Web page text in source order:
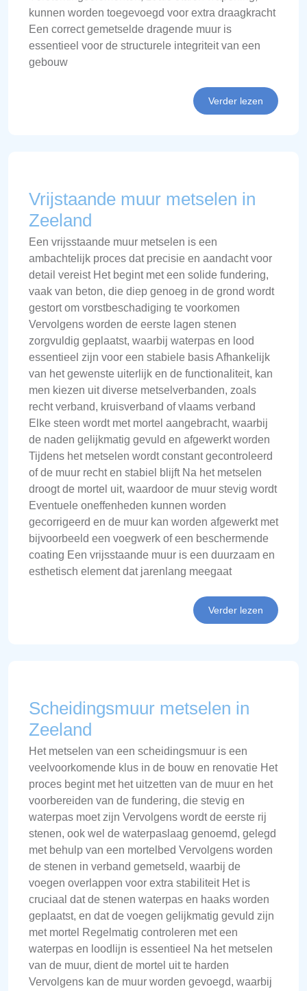
kunnen worden toegevoegd voor extra draagkracht
Een correct gemetselde dragende muur is
essentieel voor de structurele integriteit van een
gebouw
Verder lezen
Vrijstaande muur metselen in
Zeeland
Een vrijsstaande muur metselen is een
ambachtelijk proces dat precisie en aandacht voor
detail vereist Het begint met een solide fundering,
vaak van beton, die diep genoeg in de grond wordt
gestort om vorstbeschadiging te voorkomen
Vervolgens worden de eerste lagen stenen
zorgvuldig geplaatst, waarbij waterpas en lood
essentieel zijn voor een stabiele basis Afhankelijk
van het gewenste uiterlijk en de functionaliteit, kan
men kiezen uit diverse metselverbanden, zoals
recht verband, kruisverband of vlaams verband
Elke steen wordt met mortel aangebracht, waarbij
de naden gelijkmatig gevuld en afgewerkt worden
Tijdens het metselen wordt constant gecontroleerd
of de muur recht en stabiel blijft Na het metselen
droogt de mortel uit, waardoor de muur stevig wordt
Eventuele oneffenheden kunnen worden
gecorrigeerd en de muur kan worden afgewerkt met
bijvoorbeeld een voegwerk of een beschermende
coating Een vrijsstaande muur is een duurzaam en
esthetisch element dat jarenlang meegaat
Verder lezen
Scheidingsmuur metselen in
Zeeland
Het metselen van een scheidingsmuur is een
veelvoorkomende klus in de bouw en renovatie Het
proces begint met het uitzetten van de muur en het
voorbereiden van de fundering, die stevig en
waterpas moet zijn Vervolgens wordt de eerste rij
stenen, ook wel de waterpaslaag genoemd, gelegd
met behulp van een mortelbed Vervolgens worden
de stenen in verband gemetseld, waarbij de
voegen overlappen voor extra stabiliteit Het is
cruciaal dat de stenen waterpas en haaks worden
geplaatst, en dat de voegen gelijkmatig gevuld zijn
met mortel Regelmatig controleren met een
waterpas en loodlijn is essentieel Na het metselen
van de muur, dient de mortel uit te harden
Vervolgens kan de muur worden gevoegd, waarbij